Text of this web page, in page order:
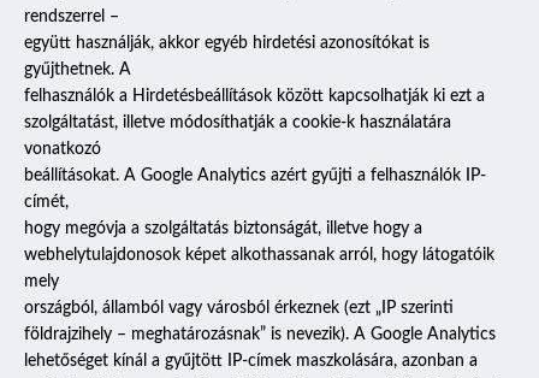
rendszerrel –
együtt használják, akkor egyéb hirdetési azonosítókat is
gyűjthetnek. A
felhasználók a Hirdetésbeállítások között kapcsolhatják ki ezt a
szolgáltatást, illetve módosíthatják a cookie-k használatára
vonatkozó
beállításokat. A Google Analytics azért gyűjti a felhasználók IP-
címét,
hogy megóvja a szolgáltatás biztonságát, illetve hogy a
webhelytulajdonosok képet alkothassanak arról, hogy látogatóik
mely
országból, államból vagy városból érkeznek (ezt „IP szerinti
földrajzihely – meghatározásnak” is nevezik). A Google Analytics
lehetőséget kínál a gyűjtött IP-címek maszkolására, azonban a